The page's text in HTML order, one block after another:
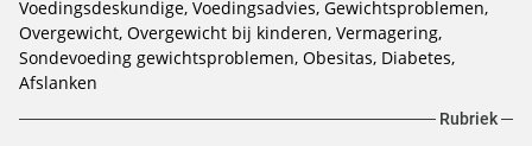
Voedingsdeskundige, Voedingsadvies, Gewichtsproblemen,
Overgewicht, Overgewicht bij kinderen, Vermagering,
Sondevoeding gewichtsproblemen, Obesitas, Diabetes,
Afslanken
Rubriek